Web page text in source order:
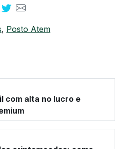
, Posto Atem
com alta no lucro e